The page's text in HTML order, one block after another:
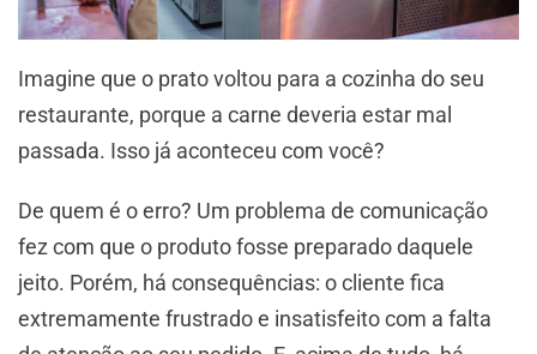
Imagine que o prato voltou para a cozinha do seu
restaurante, porque a carne deveria estar mal
passada. Isso já aconteceu com você?
De quem é o erro? Um problema de comunicação
fez com que o produto fosse preparado daquele
jeito. Porém, há consequências: o cliente fica
extremamente frustrado e insatisfeito com a falta